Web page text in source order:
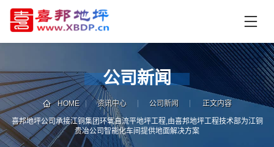
页
中
心
技
术
支
持
资
讯
公司新闻
HOME 资讯中心 公司新闻 正文内容
喜邦地坪公司承接江铜集团环氧自流平地坪工程,由喜邦地坪工程技术部为江铜
贵冶公司智能化车间提供地面解决方案